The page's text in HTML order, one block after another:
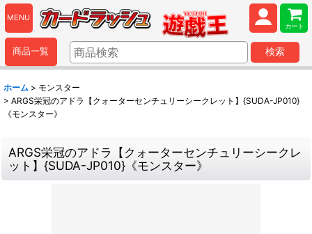
MENU
カート
商品一覧 検索
ホーム > モンスター
> ARGS栄冠のアドラ【クォーターセンチュリーシークレット】{SUDA-JP010}
《モンスター》
ARGS栄冠のアドラ【クォーターセンチュリーシークレ
ット】{SUDA-JP010}《モンスター》